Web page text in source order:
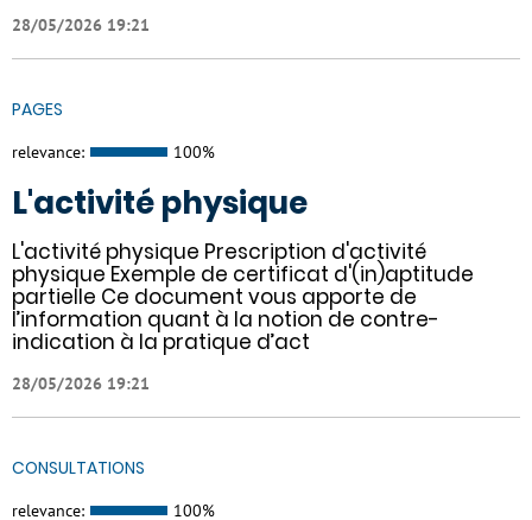
28/05/2026 19:21
PAGES
relevance: 100%
L'activité physique
L'activité physique Prescription d'activité
physique Exemple de certificat d'(in)aptitude
partielle Ce document vous apporte de
l’information quant à la notion de contre-
indication à la pratique d’act
28/05/2026 19:21
CONSULTATIONS
relevance: 100%